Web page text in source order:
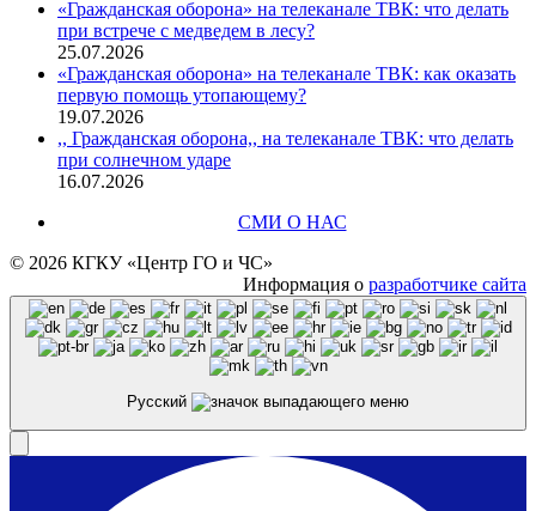
«Гражданская оборона» на телеканале ТВК: что делать
при встрече с медведем в лесу?
25.07.2026
«Гражданская оборона» на телеканале ТВК: как оказать
первую помощь утопающему?
19.07.2026
,, Гражданская оборона,, на телеканале ТВК: что делать
при солнечном ударе
16.07.2026
СМИ О НАС
© 2026 КГКУ «Центр ГО и ЧС»
Информация о разработчике сайта
Русский